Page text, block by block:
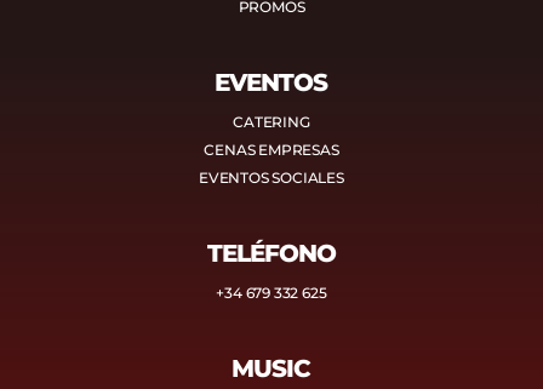
PROMOS
EVENTOS
CATERING
CENAS EMPRESAS
EVENTOS SOCIALES
TELÉFONO
+34 679 332 625
MUSIC